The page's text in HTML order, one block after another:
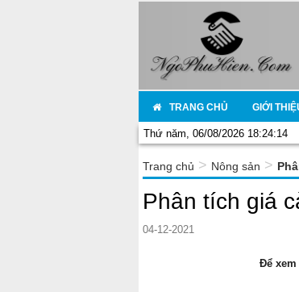
TRANG CHỦ GIỚI
Thứ năm, 06/08/2026 18:24:14
Trang chủ > Nông sản >
Phân tích giá
04-12-2021
Để